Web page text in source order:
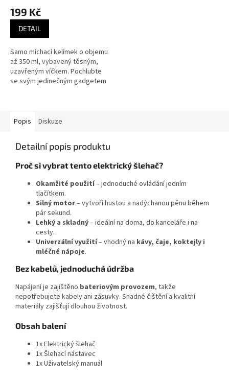
199 Kč
DETAIL
Samo míchací kelímek o objemu
až 350 ml, vybavený těsným,
uzavřeným víčkem. Pochlubte
se svým jedinečným gadgetem
Popis Diskuze
Detailní popis produktu
Proč si vybrat tento elektrický šlehač?
Okamžité použití– jednoduché ovládání jedním
tlačítkem.
Silný motor– vytvoří hustou a nadýchanou pěnu během
pár sekund.
Lehký a skladný– ideální na doma, do kanceláře i na
cesty.
Univerzální využití– vhodný na kávy, čaje, koktejly i
mléčné nápoje.
Bez kabelů, jednoduchá údržba
Napájení je zajištěno bateriovým provozem, takže
nepotřebujete kabely ani zásuvky. Snadné čištění a kvalitní
materiály zajišťují dlouhou životnost.
Obsah balení
1x Elektrický šlehač
1x Šlehací nástavec
1x Uživatelský manuál